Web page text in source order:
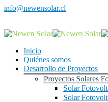
info@newensolar.cl
Inicio
Quiénes somos
Desarrollo de Proyectos
Proyectos Solares
Solar
Solar